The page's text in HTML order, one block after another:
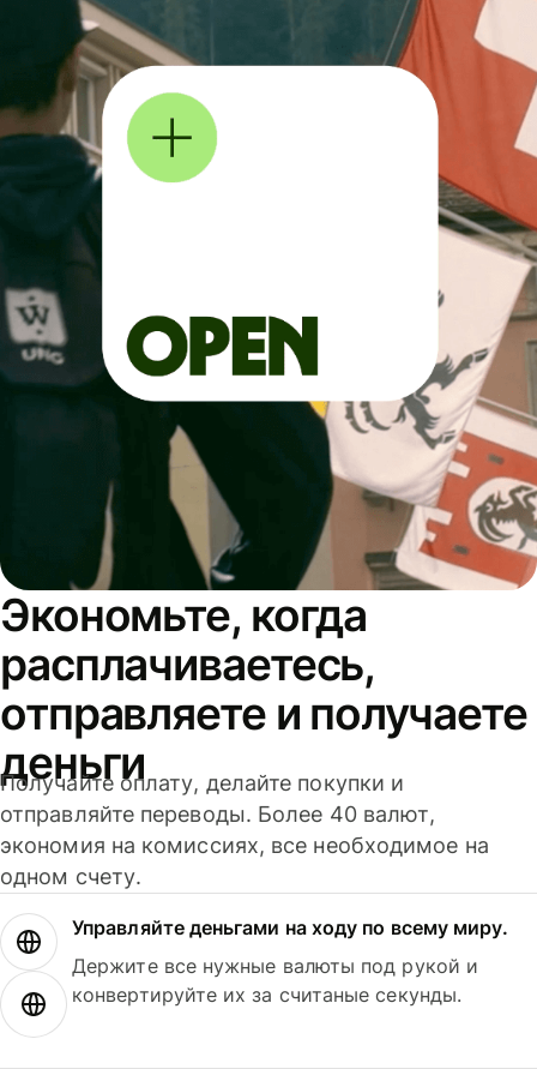
Экономьте, когда
расплачиваетесь,
отправляете и получаете
деньги
Получайте оплату, делайте покупки и
отправляйте переводы. Более 40 валют,
экономия на комиссиях, все необходимое на
одном счету.
Управляйте деньгами на ходу по всему миру.
Держите все нужные валюты под рукой и
конвертируйте их за считаные секунды.